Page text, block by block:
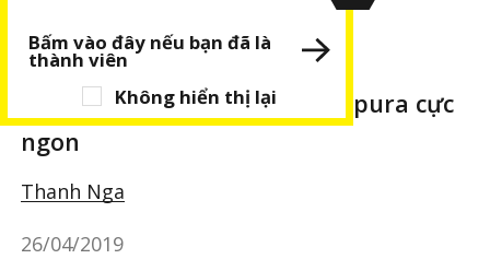
ẨM THỰC Kyushu
Ghé Fukuoka ăn đặc sản tempura cực
ngon
Thanh Nga
26/04/2019
Không hiển thị lại
Bấm vào đây nếu bạn đã là
thành viên